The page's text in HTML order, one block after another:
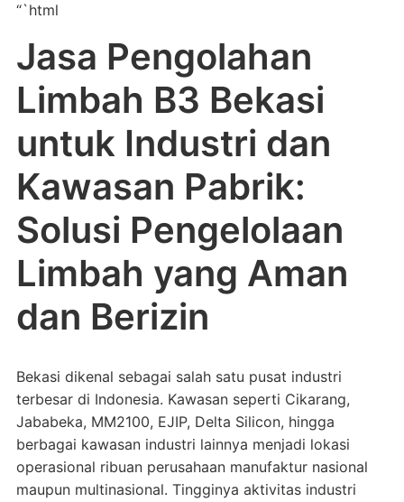
“`html
Jasa Pengolahan
Limbah B3 Bekasi
untuk Industri dan
Kawasan Pabrik:
Solusi Pengelolaan
Limbah yang Aman
dan Berizin
Bekasi dikenal sebagai salah satu pusat industri
terbesar di Indonesia. Kawasan seperti Cikarang,
Jababeka, MM2100, EJIP, Delta Silicon, hingga
berbagai kawasan industri lainnya menjadi lokasi
operasional ribuan perusahaan manufaktur nasional
maupun multinasional. Tingginya aktivitas industri